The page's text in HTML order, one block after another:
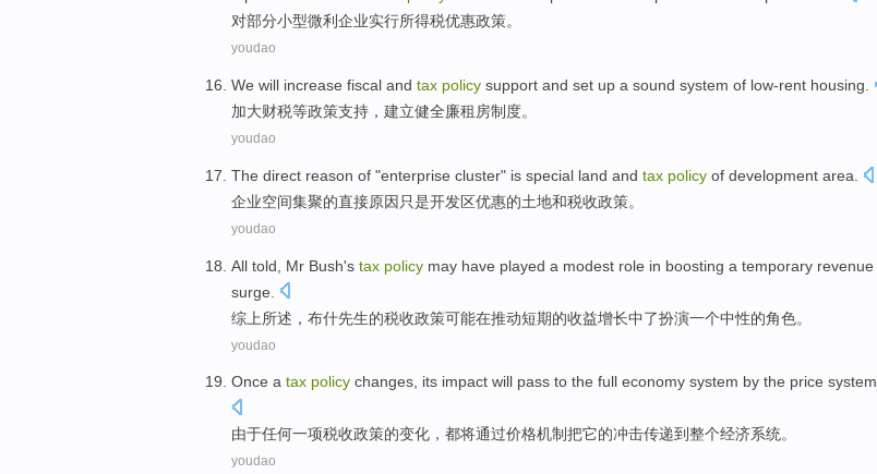
对部分小型微利 企业实行所得税优惠政策。
youdao
We will increase fiscal and tax policy support and set up a sound system of low-rent housing
加大财税等政策支持 ， 建立健全廉租房制度。
youdao
The direct reason of "enterprise cluster" is special land and tax policy of development area
企业空间集聚的直接原因 只是开发区优惠的土地和税收政策。
youdao
All told, Mr Bush's tax policy may have played a modest role in boosting a temporary revenue
surge
综上所述， 布什先生的税收政策可能在推动短期的收益增长中了扮演一个中性的角色。
youdao
Once a tax policy changes, its impact will pass to the full economy system by the price system
由于任何一项税收政策的变化 ， 都将通过价格机制把它的冲击传递到整个经济系统。
youdao